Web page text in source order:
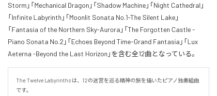
Storm」「Mechanical Dragon」「Shadow Machine」「Night Cathedral」
「Infinite Labyrinth」「Moonlit Sonata No.1-The Silent Lake」
「Fantasia of the Northern Sky-Aurora」「The Forgotten Castle -
Piano Sonata No.2」「Echoes Beyond Time-Grand Fantasia」「Lux
Aeterna -Beyond the Last Horizon」を含む全12曲となっている。
The Twelve Labyrinths は、12の迷宮を巡る精神の旅を描いたピアノ独奏組曲
です。